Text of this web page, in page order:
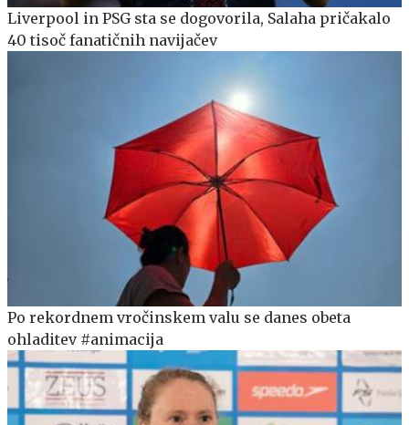
Liverpool in PSG sta se dogovorila, Salaha pričakalo
40 tisoč fanatičnih navijačev
Po rekordnem vročinskem valu se danes obeta
ohladitev #animacija